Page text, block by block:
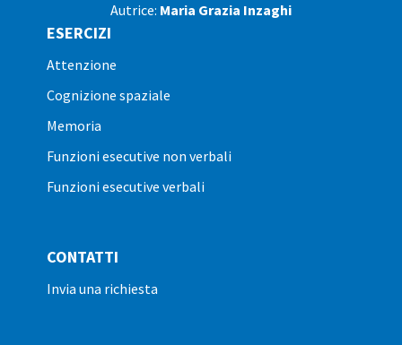
Autrice: Maria Grazia Inzaghi
ESERCIZI
attenzione
cognizione spaziale
memoria
funzioni esecutive non verbali
funzioni esecutive verbali
CONTATTI
invia una richiesta